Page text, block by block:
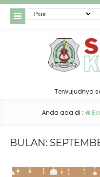
Terwujudnya
Anda ada di :
BULAN: